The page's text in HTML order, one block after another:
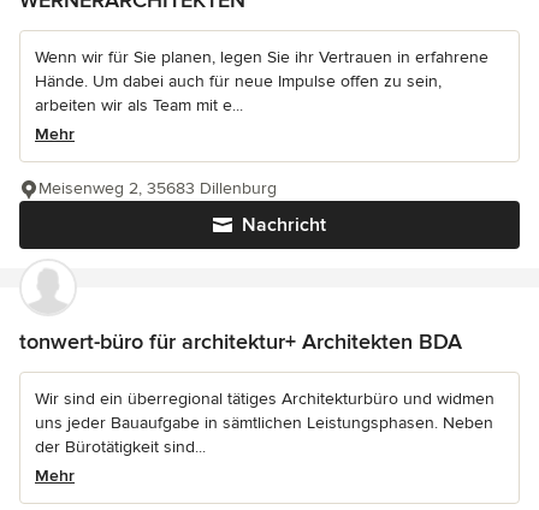
Wenn wir für Sie planen, legen Sie ihr Vertrauen in erfahrene
Hände. Um dabei auch für neue Impulse offen zu sein,
arbeiten wir als Team mit e...
Mehr
Nachricht
Meisenweg 2, 35683 Dillenburg
tonwert-büro für architektur+ Architekten BDA
Wir sind ein überregional tätiges Architekturbüro und widmen
uns jeder Bauaufgabe in sämtlichen Leistungsphasen. Neben
der Bürotätigkeit sind...
Mehr